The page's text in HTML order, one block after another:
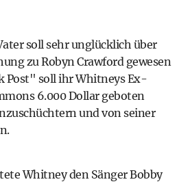
soll sehr unglücklich über
zu Robyn Crawford gewesen
Post" soll ihr Whitneys Ex-
6.000 Dollar geboten
und von seiner
Whitney den Sänger Bobby